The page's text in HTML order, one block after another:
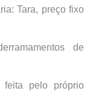
Tara, preço fixo
de
pelo próprio